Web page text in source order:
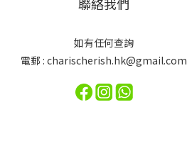
聯絡我們
如有任何查詢
電郵 : charischerish.hk@gmail.com